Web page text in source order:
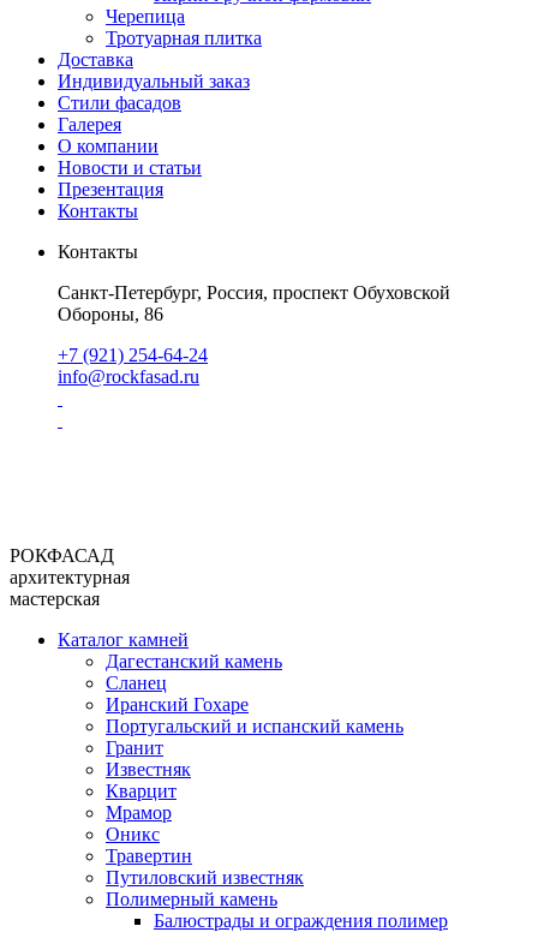
Черепица
Тротуарная плитка
Доставка
Индивидуальный заказ
Стили фасадов
Галерея
О компании
Новости и статьи
Презентация
Контакты
Контакты
Санкт-Петербург, Россия, проспект Обуховской
Обороны, 86
+7 (921) 254-64-24
info@rockfasad.ru
РОКФАСАД
архитектурная
мастерская
Каталог камней
Дагестанский камень
Сланец
Иранский Гохаре
Португальский и испанский камень
Гранит
Известняк
Кварцит
Мрамор
Оникс
Травертин
Путиловский известняк
Полимерный камень
Балюстрады и ограждения полимер